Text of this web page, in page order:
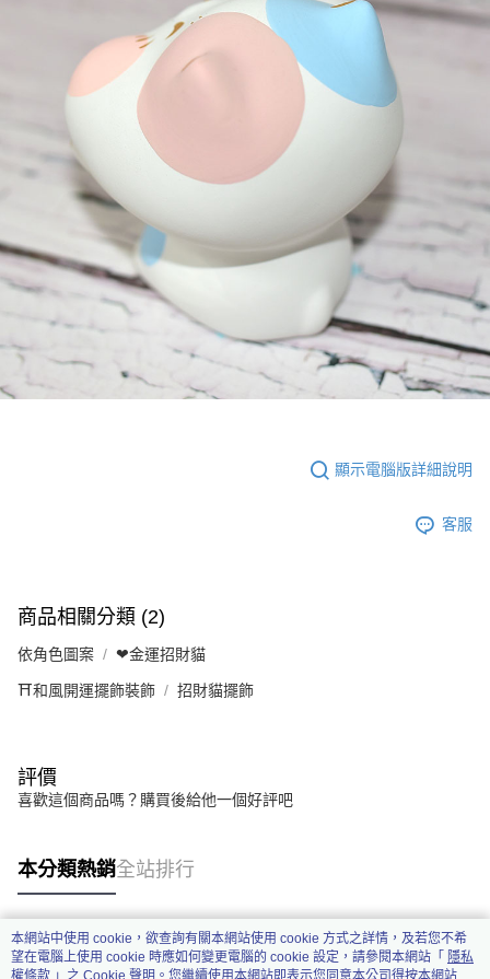
顯示電腦版詳細說明
客服
商品相關分類 (2)
依角色圖案 ❤金運招財貓
⛩️和風開運擺飾裝飾 招財貓擺飾
評價
喜歡這個商品嗎？購買後給他一個好評吧
本分類熱銷全站排行
熱門標籤
本網站中使用 cookie，欲查詢有關本網站使用 cookie 方式之詳情，及若您不希
望在電腦上使用 cookie 時應如何變更電腦的 cookie 設定，請參閱本網站「 隱私
權條款 」之 Cookie 聲明。您繼續使用本網站即表示您同意本公司得按本網站使